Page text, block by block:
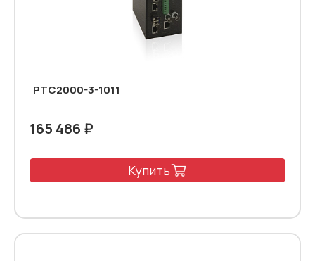
PTC2000-3-1011
165 486 ₽
Купить